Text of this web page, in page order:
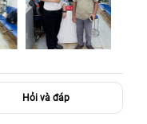
Hỏi và đáp